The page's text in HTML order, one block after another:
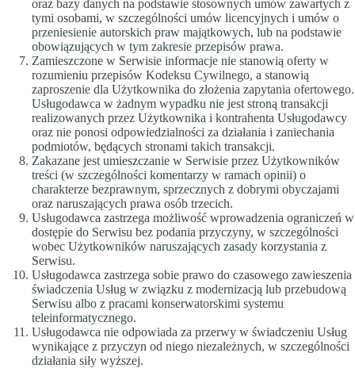
oraz bazy danych na podstawie stosownych umów zawartych z
tymi osobami, w szczególności umów licencyjnych i umów o
przeniesienie autorskich praw majątkowych, lub na podstawie
obowiązujących w tym zakresie przepisów prawa.
Zamieszczone w Serwisie informacje nie stanowią oferty w
rozumieniu przepisów Kodeksu Cywilnego, a stanowią
zaproszenie dla Użytkownika do złożenia zapytania ofertowego.
Usługodawca w żadnym wypadku nie jest stroną transakcji
realizowanych przez Użytkownika i kontrahenta Usługodawcy
oraz nie ponosi odpowiedzialności za działania i zaniechania
podmiotów, będących stronami takich transakcji.
Zakazane jest umieszczanie w Serwisie przez Użytkowników
treści (w szczególności komentarzy w ramach opinii) o
charakterze bezprawnym, sprzecznych z dobrymi obyczajami
oraz naruszających prawa osób trzecich.
Usługodawca zastrzega możliwość wprowadzenia ograniczeń w
dostępie do Serwisu bez podania przyczyny, w szczególności
wobec Użytkowników naruszających zasady korzystania z
Serwisu.
Usługodawca zastrzega sobie prawo do czasowego zawieszenia
świadczenia Usług w związku z modernizacją lub przebudową
Serwisu albo z pracami konserwatorskimi systemu
teleinformatycznego.
Usługodawca nie odpowiada za przerwy w świadczeniu Usług
wynikające z przyczyn od niego niezależnych, w szczególności
działania siły wyższej.